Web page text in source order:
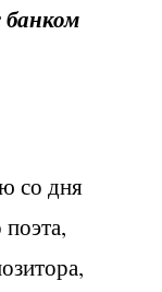
банком
со дня